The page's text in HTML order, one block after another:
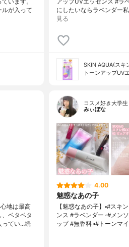
います。
ルが入って
アップUVエッセンス #ラ
にしたいならラベンダー
見る
SKIN AQUA(スキ
トーンアップUV
地は最高
ベタベタ
ってい…続
コスメ好き大学生
みぃぽな
4.00
魅惑なあの子
【魅惑なあの子】▫️#スキ
ンス #ラベンダー ▫️#メン
ップ #無香料 ▫️#トーンマ